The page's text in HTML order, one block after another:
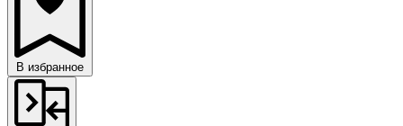
В избранное